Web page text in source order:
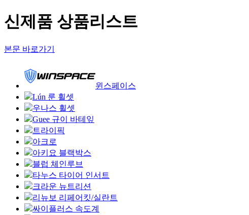
신제품 상품리스트
본문 바로가기
윈스페이스
Lún 룬 휠셋
우나스 휠셋
Guee 규이 바테잎
트라이픽
아크로
아키요 블랙박스
블럽 체인루브
타누스 타이어 인서트
크라운 뉴트리션
리뉴보 리페어킷/실란트
싸이플러스 속도계